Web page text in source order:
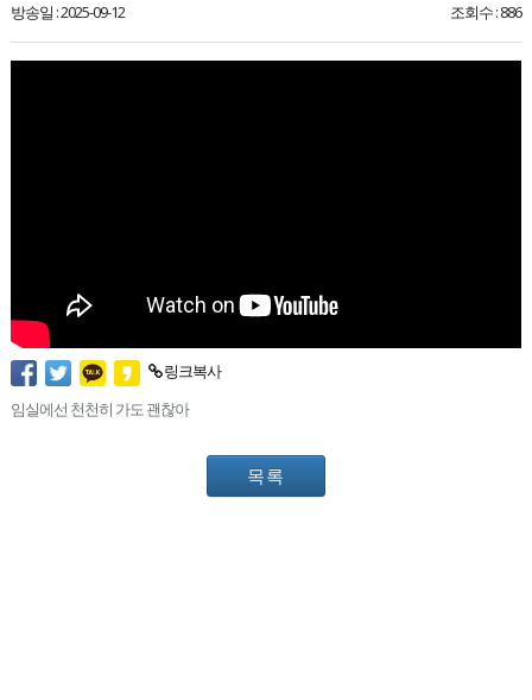
방송일 : 2025-09-12 조회수 : 886
링크복사
임실에선 천천히 가도 괜찮아
목록